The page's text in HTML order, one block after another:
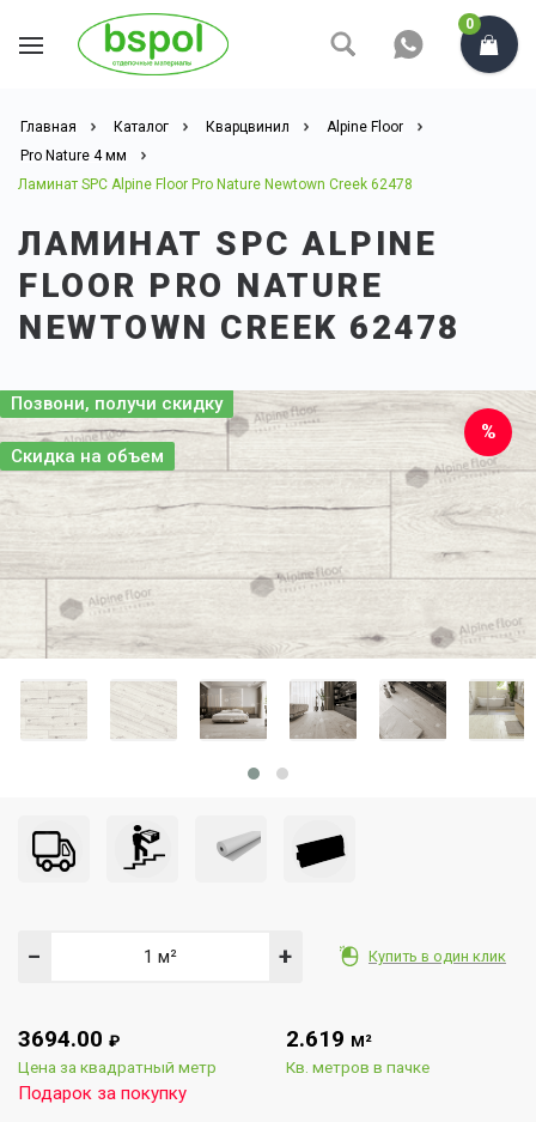
0
Главная Каталог Кварцвинил
Alpine Floor
Pro Nature 4 мм
Ламинат SPC Alpine Floor Pro Nature Newtown Creek 62478
ЛАМИНАТ SPC ALPINE
FLOOR PRO NATURE
NEWTOWN CREEK 62478
Позвони, получи скидку
Скидка на объем
Купить в один клик
− +
3694.00 ₽
Цена за квадратный метр
Подарок за покупку
2.619 М²
Кв. метров в пачке